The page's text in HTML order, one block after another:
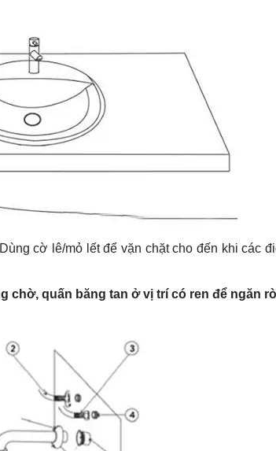
cờ lê/mỏ lết để vặn chặt cho đến khi các
chờ, quấn băng tan ở vị trí có ren để ngăn